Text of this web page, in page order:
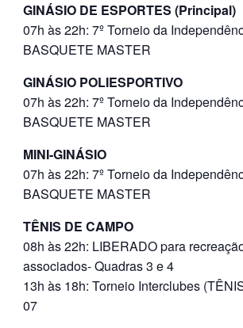
GINÁSIO DE ESPORTES (Principal)
07h às 22h: 7º Torneio da
BASQUETE MASTER
GINÁSIO POLIESPORTIVO
07h às 22h: 7º Torneio da
BASQUETE MASTER
MINI-GINÁSIO
07h às 22h: 7º Torneio da
BASQUETE MASTER
TÊNIS DE CAMPO
08h às 22h: LIBERADO para
associados- Quadras 3 e 4
13h às 18h: Torneio Interclubes
07